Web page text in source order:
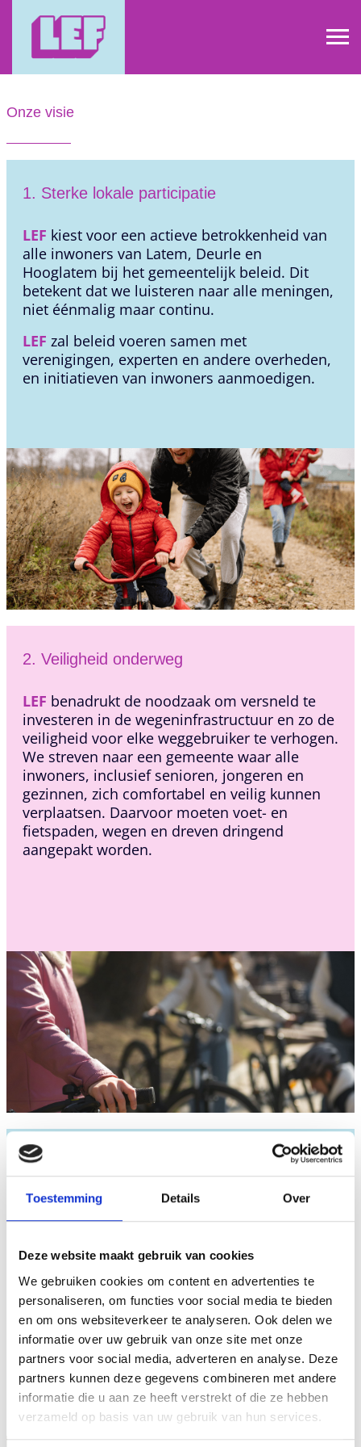
Toestemming Details Over
Deze website maakt gebruik van cookies
We gebruiken cookies om content en advertenties te
personaliseren, om functies voor social media te bieden
en om ons websiteverkeer te analyseren. Ook delen we
informatie over uw gebruik van onze site met onze
partners voor social media, adverteren en analyse. Deze
partners kunnen deze gegevens combineren met andere
informatie die u aan ze heeft verstrekt of die ze hebben
verzameld op basis van uw gebruik van hun services.
Onze visie
1. Sterke lokale participatie
LEF kiest voor een actieve betrokkenheid van
alle inwoners van Latem, Deurle en
Hooglatem bij het gemeentelijk beleid. Dit
betekent dat we luisteren naar alle meningen,
niet éénmalig maar continu.
LEF zal beleid voeren samen met
verenigingen, experten en andere overheden,
en initiatieven van inwoners aanmoedigen.
2. Veiligheid onderweg
LEF benadrukt de noodzaak om versneld te
investeren in de wegeninfrastructuur en zo de
veiligheid voor elke weggebruiker te verhogen.
We streven naar een gemeente waar alle
inwoners, inclusief senioren, jongeren en
gezinnen, zich comfortabel en veilig kunnen
verplaatsen. Daarvoor moeten voet- en
fietspaden, wegen en dreven dringend
aangepakt worden.
3. Warme gemeente
LEFlaat niemand achter. We dragen zorg voor
mensen die het moeilijk krijgen om thuis te
persoonlijke dienstverlening die afgestemd is
op de behoeften van de inwoners, met een
gemeentehuis dat een toegankelijke
ontmoetingsplek is waar inwoners zich
welkom voelen.